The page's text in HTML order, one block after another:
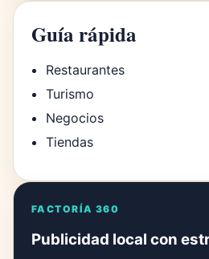
Guía rápida
Restaurantes
Turismo
Negocios
Tiendas
FACTORÍA 360
Publicidad local con